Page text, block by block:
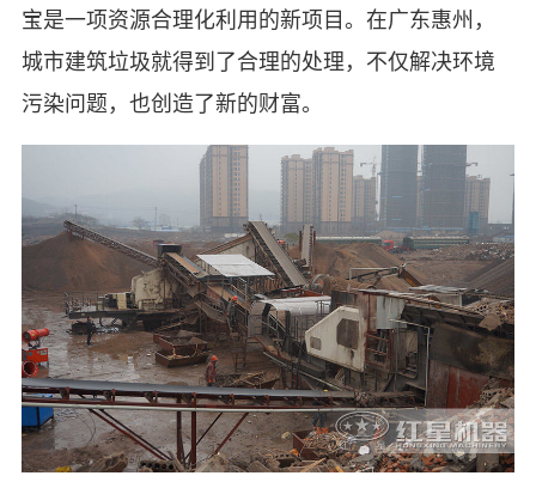
宝是一项资源合理化利用的新项目。在广东惠州，
城市建筑垃圾就得到了合理的处理，不仅解决环境
污染问题，也创造了新的财富。